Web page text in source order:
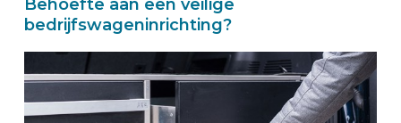
Behoefte aan een veilige
bedrijfswageninrichting?